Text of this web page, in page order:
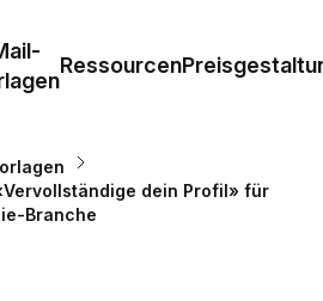
Ressourcen
dein Profil» für
Branche